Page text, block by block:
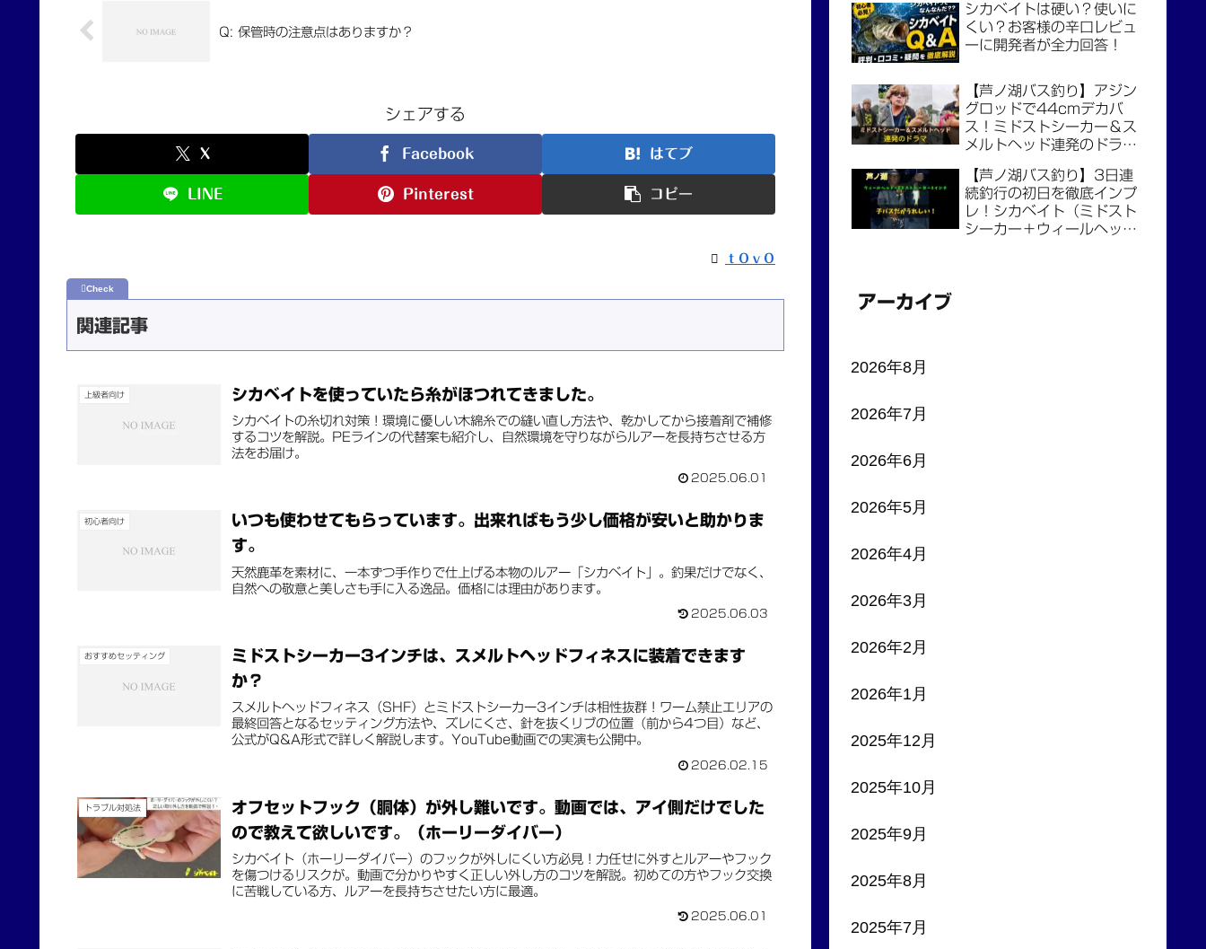
Q: 保管時の注意点はありますか？
シェアする
X Facebook はてブ
LINE Pinterest コピー
ｔＯｖＯ
関連記事
上級者向け シカベイトを使っていたら糸がほつれてきました。
シカベイトの糸切れ対策！環境に優しい木綿糸での縫い直し方法や、乾かしてから接着剤で補修
するコツを解説。PEラインの代替案も紹介し、自然環境を守りながらルアーを長持ちさせる方
法をお届け。
2025.06.01
初心者向け
いつも使わせてもらっています。出来ればもう少し価格が安いと助かりま
す。
天然鹿革を素材に、一本ずつ手作りで仕上げる本物のルアー「シカベイト」。釣果だけでなく、
自然への敬意と美しさも手に入る逸品。価格には理由があります。
2025.06.03
おすすめセッティング
ミドストシーカー3インチは、スメルトヘッドフィネスに装着できます
か？
スメルトヘッドフィネス（SHF）とミドストシーカー3インチは相性抜群！ワーム禁止エリアの
最終回答となるセッティング方法や、ズレにくさ、針を抜くリブの位置（前から4つ目）など、
公式がQ&A形式で詳しく解説します。YouTube動画での実演も公開中。
2026.02.15
トラブル対処法
オフセットフック（胴体）が外し難いです。動画では、アイ側だけでした
ので教えて欲しいです。（ホーリーダイバー）
シカベイト（ホーリーダイバー）のフックが外しにくい方必見！力任せに外すとルアーやフック
を傷つけるリスクが。動画で分かりやすく正しい外し方のコツを解説。初めての方やフック交換
に苦戦している方、ルアーを長持ちさせたい方に最適。
2025.06.01
シカベイトは硬い？使いに
くい？お客様の辛口レビュ
ーに開発者が全力回答！
【芦ノ湖バス釣り】アジン
グロッドで44cmデカバ
ス！ミドストシーカー＆ス
メルトヘッド連発のドラマ
【芦ノ湖バス釣り】3日連
続釣行の初日を徹底インプ
レ！シカベイト（ミドスト
シーカー＋ウィールヘッ
アーカイブ
2026年8月
2026年7月
2026年6月
2026年5月
2026年4月
2026年3月
2026年2月
2026年1月
2025年12月
2025年10月
2025年9月
2025年8月
2025年7月